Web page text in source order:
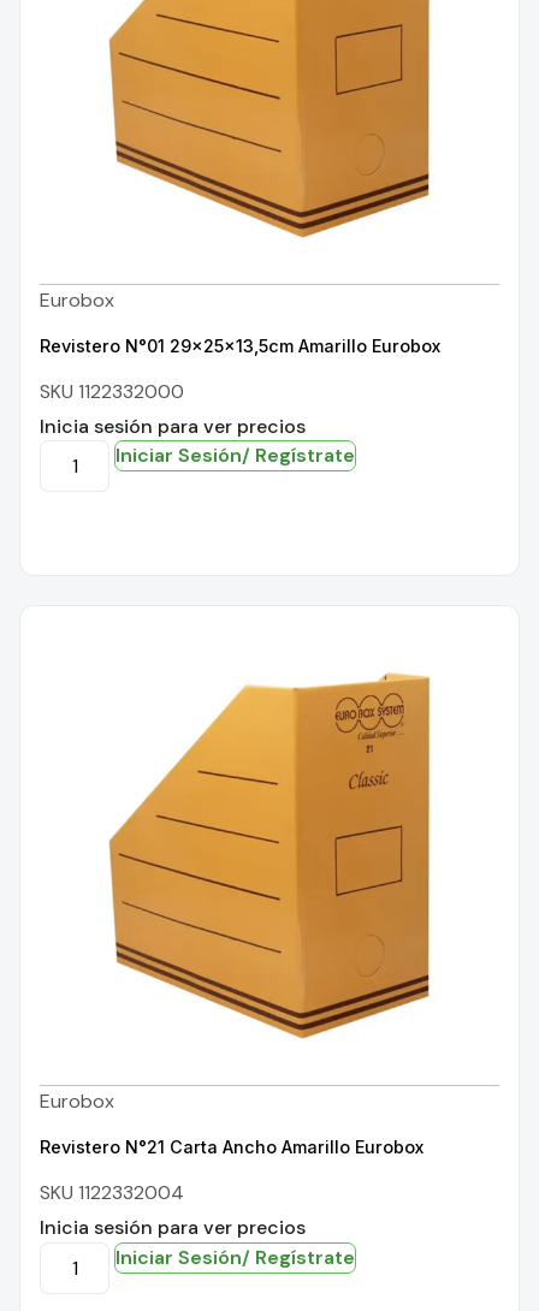
Eurobox
Revistero N°01 29x25x13,5cm Amarillo Eurobox
SKU 1122332000
Inicia sesión para ver precios
Iniciar Sesión/ Regístrate
Eurobox
Revistero N°21 Carta Ancho Amarillo Eurobox
SKU 1122332004
Inicia sesión para ver precios
Iniciar Sesión/ Regístrate